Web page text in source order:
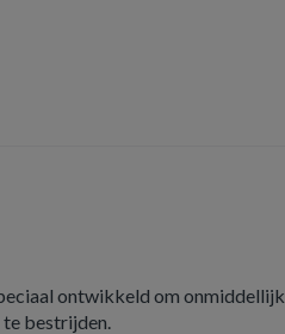
ontwikkeld om onmiddellijk
te bestrijden.